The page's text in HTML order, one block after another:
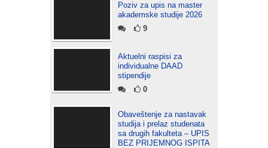
Poziv za upis na master
akademske studije 2026
9
Aktuelni raspisi za
individualne DAAD
stipendije
0
Obaveštenje za nastavak
studija i prelaz studenata
sa drugih fakulteta – UPIS
BEZ PRIJEMNOG ISPITA